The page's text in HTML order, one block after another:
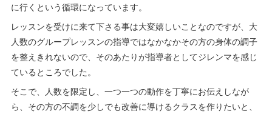
に行くという循環になっています。
レッスンを受けに来て下さる事は大変嬉しいことなのですが、大
人数のグループレッスンの指導ではなかなかその方の身体の調子
を整えきれないので、そのあたりが指導者としてジレンマを感じ
ているところでした。
そこで、人数を限定し、一つ一つの動作を丁寧にお伝えしなが
ら、その方の不調を少しでも改善に導けるクラスを作りたいと、